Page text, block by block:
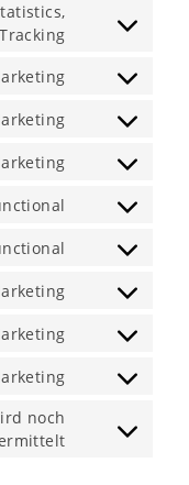
service
Consent
service
analytics
Consent
service
fonts
Consent
service
recaptcha
Consent
service
maps
Consent
service
Consent
service
builder
Consent
service
adsense
Consent
service
Consent
service
noch
Consent